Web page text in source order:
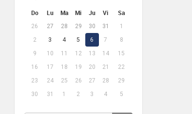
Do Lu Ma Mi Ju Vi Sa
26 27 28 29 30 31
1
2
3 4 5 6 7
8
9
10 11 12 13 14
15
16
17 18 19 20 21
22
23
24 25 26 27 28
29
30
31 1 2 3 4 5